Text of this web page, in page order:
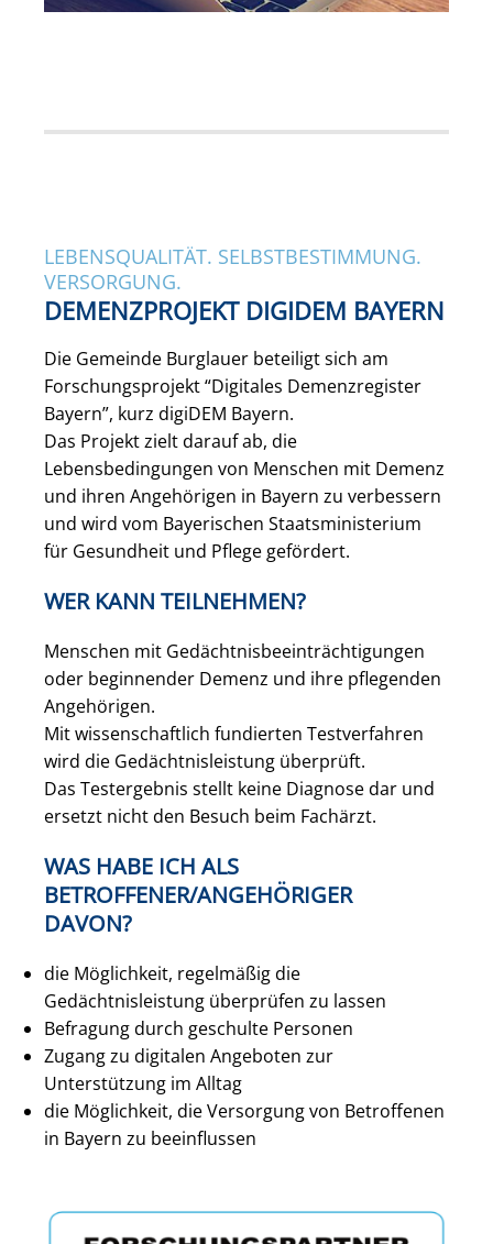
LEBENSQUALITÄT. SELBSTBESTIMMUNG.
VERSORGUNG.
DEMENZPROJEKT DIGIDEM BAYERN
Die Gemeinde Burglauer beteiligt sich am
Forschungsprojekt “Digitales Demenzregister
Bayern”, kurz digiDEM Bayern.
Das Projekt zielt darauf ab, die
Lebensbedingungen von Menschen mit Demenz
und ihren Angehörigen in Bayern zu verbessern
und wird vom Bayerischen Staatsministerium
für Gesundheit und Pflege gefördert.
WER KANN TEILNEHMEN?
Menschen mit Gedächtnisbeeinträchtigungen
oder beginnender Demenz und ihre pflegenden
Angehörigen.
Mit wissenschaftlich fundierten Testverfahren
wird die Gedächtnisleistung überprüft.
Das Testergebnis stellt keine Diagnose dar und
ersetzt nicht den Besuch beim Fachärzt.
WAS HABE ICH ALS
BETROFFENER/ANGEHÖRIGER
DAVON?
die Möglichkeit, regelmäßig die
Gedächtnisleistung überprüfen zu lassen
Befragung durch geschulte Personen
Zugang zu digitalen Angeboten zur
Unterstützung im Alltag
die Möglichkeit, die Versorgung von Betroffenen
in Bayern zu beeinflussen